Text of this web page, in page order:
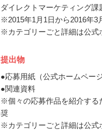
ダイレクトマーケティング
※2015年1月1日から2016年3
※カテゴリーごと詳細は公式
提出物
●応募用紙（公式ホームペー
●関連資料
※個々の応募作品を紹介する
奨
※カテゴリーごと詳細は公式